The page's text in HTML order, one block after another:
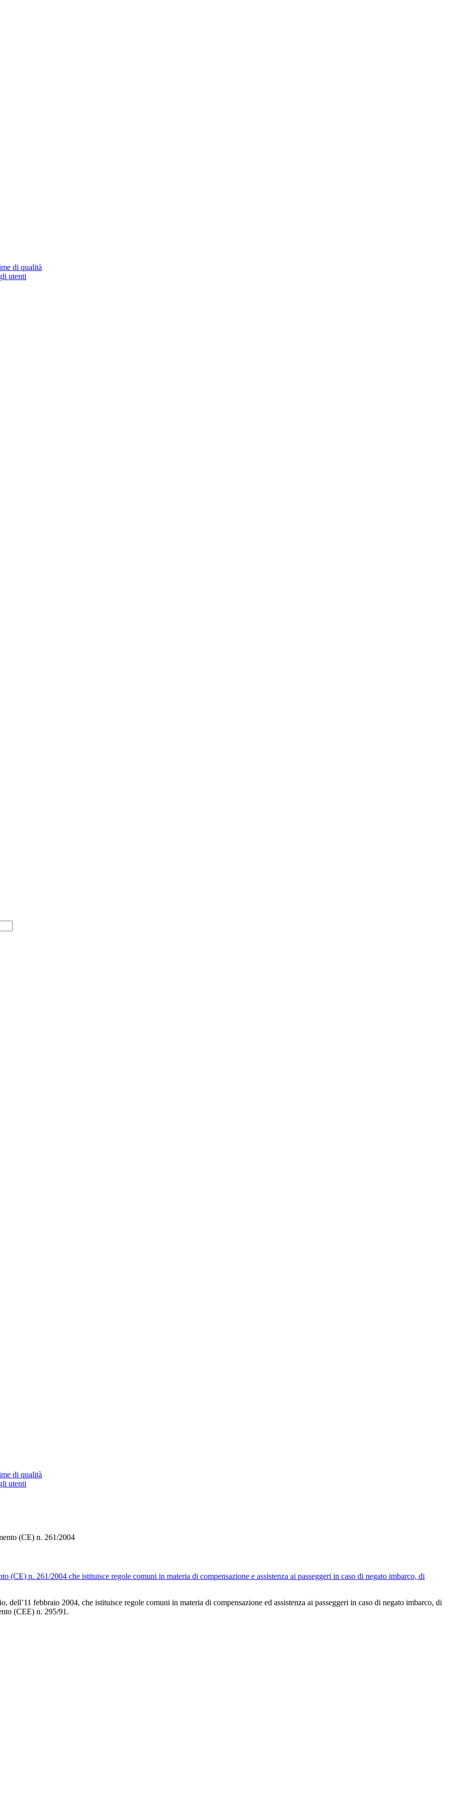
di qualità
utenti
di qualità
utenti
(CE) n. 261/2004
n. 261/2004 che istituisce regole comuni in materia di compensazione e assistenza ai passeggeri in caso di negato imbarco, di
febbraio 2004, che istituisce regole comuni in materia di compensazione ed assistenza ai passeggeri in caso di negato imbarco, di
(CEE) n. 295/91.